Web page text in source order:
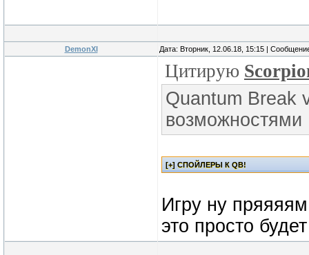
DemonXI Дата: Вторник, 12.06.18, 15:15 |
Цитирую
Quantum Break
возможностями
Игру ну
это просто